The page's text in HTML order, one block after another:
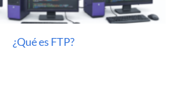
¿Qué es FTP?